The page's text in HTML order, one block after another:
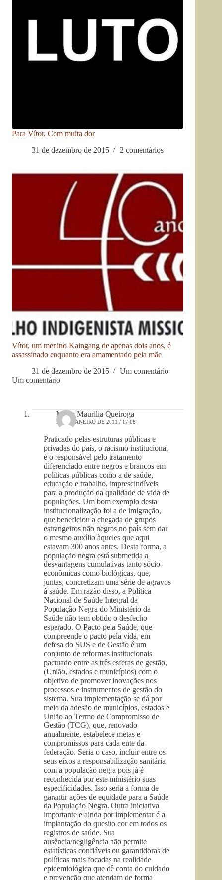
Para Vítor. Com muita dor
31 de dezembro de 2015
2 comentários
Vítor, um menino Kaingang de apenas dois anos, é
assassinado enquanto era amamentado pela mãe
31 de dezembro de 2015
Um comentário
Um comentário
Maria Maurília Queiroga
23 DE JANEIRO DE 2011 / 17:08
Praticado pelas estruturas públicas e
privadas do país, o racismo institucional
é o responsável pelo tratamento
diferenciado entre negros e brancos em
políticas públicas como a de saúde,
educação e trabalho, imprescindíveis
para a produção da qualidade de vida de
populações. Um bom exemplo desta
institucionalização foi a de imigração,
que beneficiou a chegada de grupos
estrangeiros não negros no país sem dar
o mesmo auxílio àqueles que aqui
estavam 300 anos antes. Desta forma, a
população negra está submetida a
desvantagens cumulativas tanto sócio-
econômicas como biológicas, que,
juntas, concretizam uma série de agravos
à saúde. Em razão disso, a Política
Nacional de Saúde Integral da
População Negra do Ministério da
Saúde não tem obtido o desfecho
esperado. O Pacto pela Saúde, que
compreende o pacto pela vida, em
defesa do SUS e de Gestão é um
conjunto de reformas institucionais
pactuado entre as três esferas de gestão,
(União, estados e municípios) com o
objetivo de promover inovações nos
processos e instrumentos de gestão do
sistema. Sua implementação se dá por
meio da adesão de municípios, estados e
União ao Termo de Compromisso de
Gestão (TCG), que, renovado
anualmente, estabelece metas e
compromissos para cada ente da
federação. Seria o caso, incluir entre os
seus eixos a responsabilização sanitária
com a população negra pois já é
reconhecida por este ministério suas
especificidades. Isso seria a forma de
garantir ações de equidade para a Saúde
da População Negra. Outra iniciativa
importante e ainda por implementar é a
implantação do quesito cor em todos os
registros de saúde. Sua
ausência/negligência não permite
estatísticas confiáveis ou garantidoras de
políticas mais focadas na realidade
epidemiológica que dê conta do cuidado
e prevenção que atendam de forma